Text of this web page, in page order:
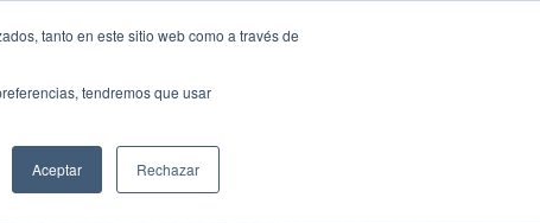
tanto en este sitio web como a través de
tendremos que usar
Aceptar Rechazar
RECURSOS